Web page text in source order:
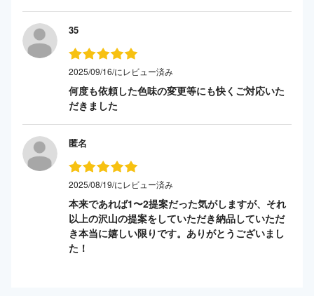
35
2025/09/16/にレビュー済み
何度も依頼した色味の変更等にも快くご対応いた
だきました
匿名
2025/08/19/にレビュー済み
本来であれば1〜2提案だった気がしますが、それ
以上の沢山の提案をしていただき納品していただ
き本当に嬉しい限りです。ありがとうございまし
た！